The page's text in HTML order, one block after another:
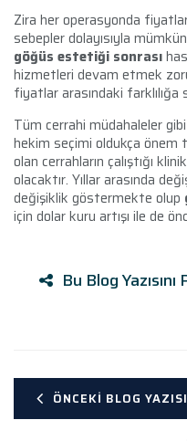
Zira her operasyonda
sebepler dolayısıyla
göğüs estetiği sonrası
hizmetleri devam etmek
fiyatlar arasındaki
Tüm cerrahi müdahaleler
hekim seçimi oldukça önem
olan cerrahların çalıştığı
olacaktır. Yıllar arasında
değişiklik göstermekte olup
için dolar kuru artışı ile de
Bu Blog
ÖNCEKI BLOG YAZISI